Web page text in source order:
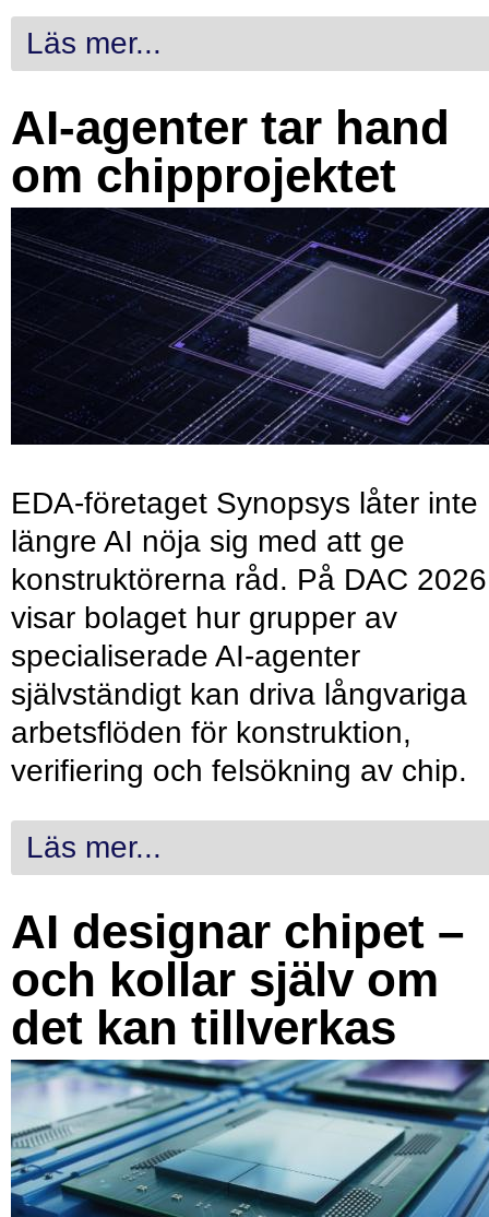
Läs mer...
AI-agenter tar hand
om chipprojektet
EDA-företaget Synopsys låter inte
längre AI nöja sig med att ge
konstruktörerna råd. På DAC 2026
visar bolaget hur grupper av
specialiserade AI-agenter
självständigt kan driva långvariga
arbetsflöden för konstruktion,
verifiering och felsökning av chip.
Läs mer...
AI designar chipet –
och kollar själv om
det kan tillverkas